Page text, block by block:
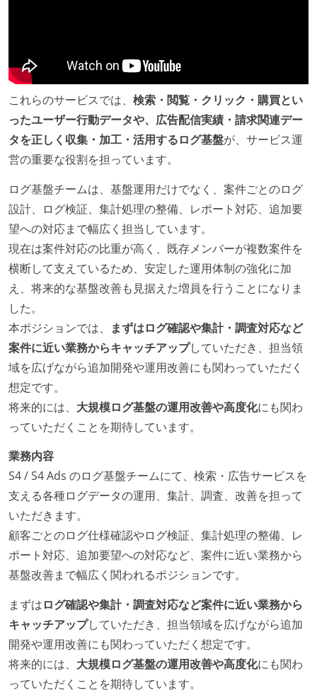
これらのサービスでは、 検索・閲覧・クリック・購買とい
ったユーザー行動データや、広告配信実績・請求関連デー
タを正しく収集・加工・活用するログ基盤が、サービス運
営の重要な役割を担っています。
ログ基盤チームは、基盤運用だけでなく、案件ごとのログ
設計、ログ検証、集計処理の整備、レポート対応、追加要
望への対応まで幅広く担当しています。
現在は案件対応の比重が高く、既存メンバーが複数案件を
横断して支えているため、安定した運用体制の強化に加
え、将来的な基盤改善も見据えた増員を行うことになりま
した。
本ポジションでは、
まずはログ確認や集計・調査対応など
案件に近い業務からキャッチアップしていただき、担当領
域を広げながら追加開発や運用改善にも関わっていただく
想定です。
将来的には、 大規模ログ基盤の運用改善や高度化にも関わ
っていただくことを期待しています。
業務内容
S4 / S4 Ads のログ基盤チームにて、検索・広告サービスを
支える各種ログデータの運用、集計、調査、改善を担って
いただきます。
顧客ごとのログ仕様確認やログ検証、集計処理の整備、レ
ポート対応、追加要望への対応など、案件に近い業務から
基盤改善まで幅広く関われるポジションです。
まずはログ確認や集計・調査対応など案件に近い業務から
キャッチアップしていただき、担当領域を広げながら追加
開発や運用改善にも関わっていただく想定です。
将来的には、 大規模ログ基盤の運用改善や高度化にも関わ
っていただくことを期待しています。